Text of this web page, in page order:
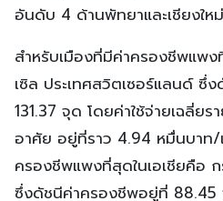
อันดับ 4 ด้านพัทยาและเชียงใ
สำหรับเมืองที่มีค่าครองชีพแพ
เซิล ประเทศสวิตเซอร์แลนด์ ซึ่
131.37 จุด โดยค่าใช้จ่ายเฉลี่ย
อาศัย อยู่ที่ราว 4.94 หมื่นบาท
ครองชีพแพงที่สุดในเอเชียคือ
ซึ่งดัชนีค่าครองชีพอยู่ที่ 88.45